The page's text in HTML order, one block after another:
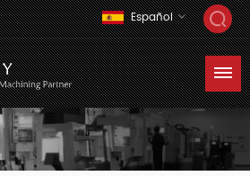
Español